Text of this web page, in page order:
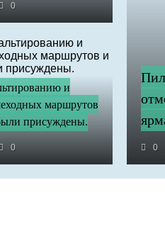
0
0
и
маршрутов
присуждены.
0